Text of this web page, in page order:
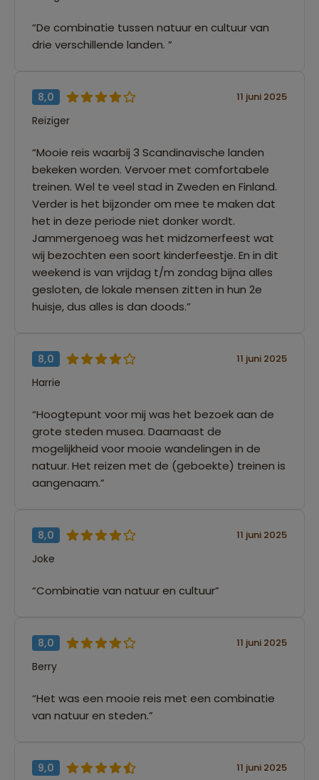
“De combinatie tussen natuur en cultuur van
drie verschillende landen. ”
8,0 11 juni 2025
Reiziger
“Mooie reis waarbij 3 Scandinavische landen
bekeken worden. Vervoer met comfortabele
treinen. Wel te veel stad in Zweden en Finland.
Verder is het bijzonder om mee te maken dat
het in deze periode niet donker wordt.
Jammergenoeg was het midzomerfeest wat
wij bezochten een soort kinderfeestje. En in dit
weekend is van vrijdag t/m zondag bijna alles
gesloten, de lokale mensen zitten in hun 2e
huisje, dus alles is dan doods.”
8,0 11 juni 2025
Harrie
“Hoogtepunt voor mij was het bezoek aan de
grote steden musea. Daarnaast de
mogelijkheid voor mooie wandelingen in de
natuur. Het reizen met de (geboekte) treinen is
aangenaam.”
8,0 11 juni 2025
Joke
“Combinatie van natuur en cultuur”
8,0 11 juni 2025
Berry
“Het was een mooie reis met een combinatie
van natuur en steden.”
9,0 11 juni 2025